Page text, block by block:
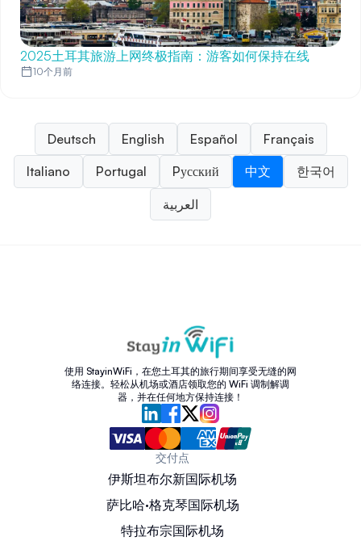
2025土耳其旅游上网终极指南：游客如何保持在线
10个月前
Deutsch English Español
Français
Italiano
Portugal Pусский 中文 한국어
العربية
使用 StayinWiFi，在您土耳其的旅行期间享受无缝的网
络连接。轻松从机场或酒店领取您的 WiFi 调制解调
器，并在任何地方保持连接！
交付点
伊斯坦布尔新国际机场
萨比哈·格克琴国际机场
特拉布宗国际机场